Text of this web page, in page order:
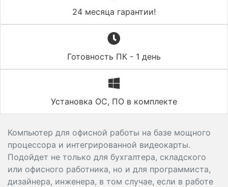
24 месяца гарантии!
Готовность ПК - 1 день
Установка ОС, ПО в комплекте
Компьютер для офисной работы на базе мощного
процессора и интегрированной видеокарты.
Подойдет не только для бухгалтера, складского
или офисного работника, но и для программиста,
дизайнера, инженера, в том случае, если в работе